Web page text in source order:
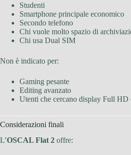
Studenti
Smartphone principale economico
Secondo telefono
Chi vuole molto spazio di
Chi usa Dual SIM
Non è indicato per:
Gaming pesante
Editing avanzato
Utenti che cercano display Full HD
Considerazioni finali
L’OSCAL Flat 2 offre: